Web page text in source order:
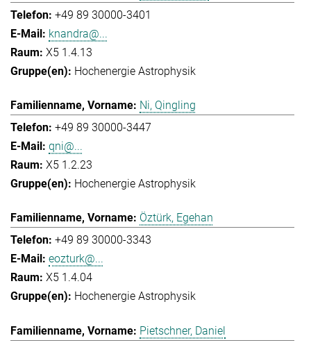
+49 89 30000-3401
knandra@...
X5 1.4.13
Hochenergie Astrophysik
Ni, Qingling
+49 89 30000-3447
qni@...
X5 1.2.23
Hochenergie Astrophysik
Öztürk, Egehan
+49 89 30000-3343
eozturk@...
X5 1.4.04
Hochenergie Astrophysik
Pietschner, Daniel